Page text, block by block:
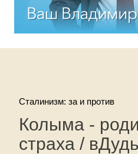
Сталинизм: за и против
Колыма -
страха / вДудь